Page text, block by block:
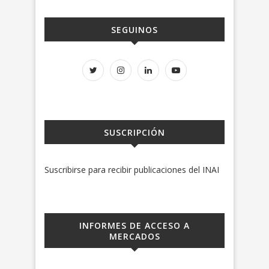
SEGUINOS
SUSCRIPCIÓN
Suscribirse para recibir publicaciones del INAI
INFORMES DE ACCESO A
MERCADOS